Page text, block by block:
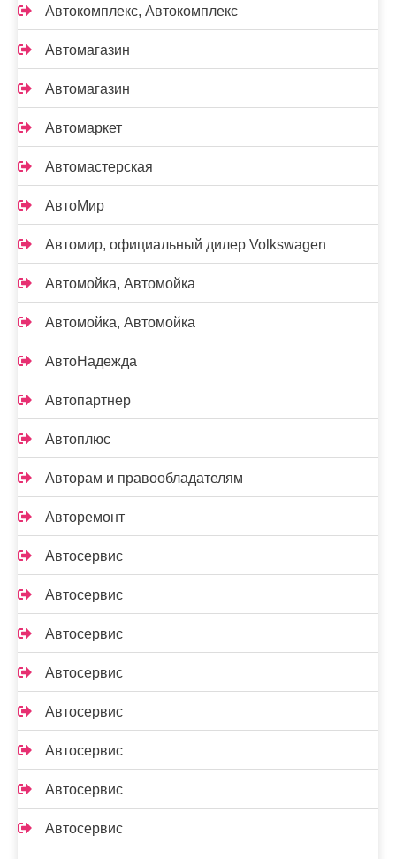
Автокомплекс, Автокомплекс
Автомагазин
Автомагазин
Автомаркет
Автомастерская
АвтоМир
Автомир, официальный дилер Volkswagen
Автомойка, Автомойка
Автомойка, Автомойка
АвтоНадежда
Автопартнер
Автоплюс
Авторам и правообладателям
Авторемонт
Автосервис
Автосервис
Автосервис
Автосервис
Автосервис
Автосервис
Автосервис
Автосервис